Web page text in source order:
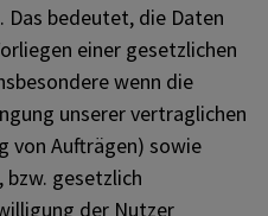
bedeutet, die Daten
einer gesetzlichen
wenn die
unserer vertraglichen
von Aufträgen) sowie
bzw. gesetzlich
der Nutzer